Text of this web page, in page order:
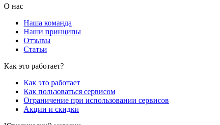
О нас
Наша команда
Наши принципы
Отзывы
Статьи
Как это работает?
Как это работает
Как пользоваться сервисом
Ограничение при использовании сервисов
Акции и скидки